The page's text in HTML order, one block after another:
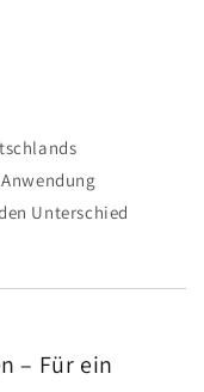
Unterschied
– Für ein